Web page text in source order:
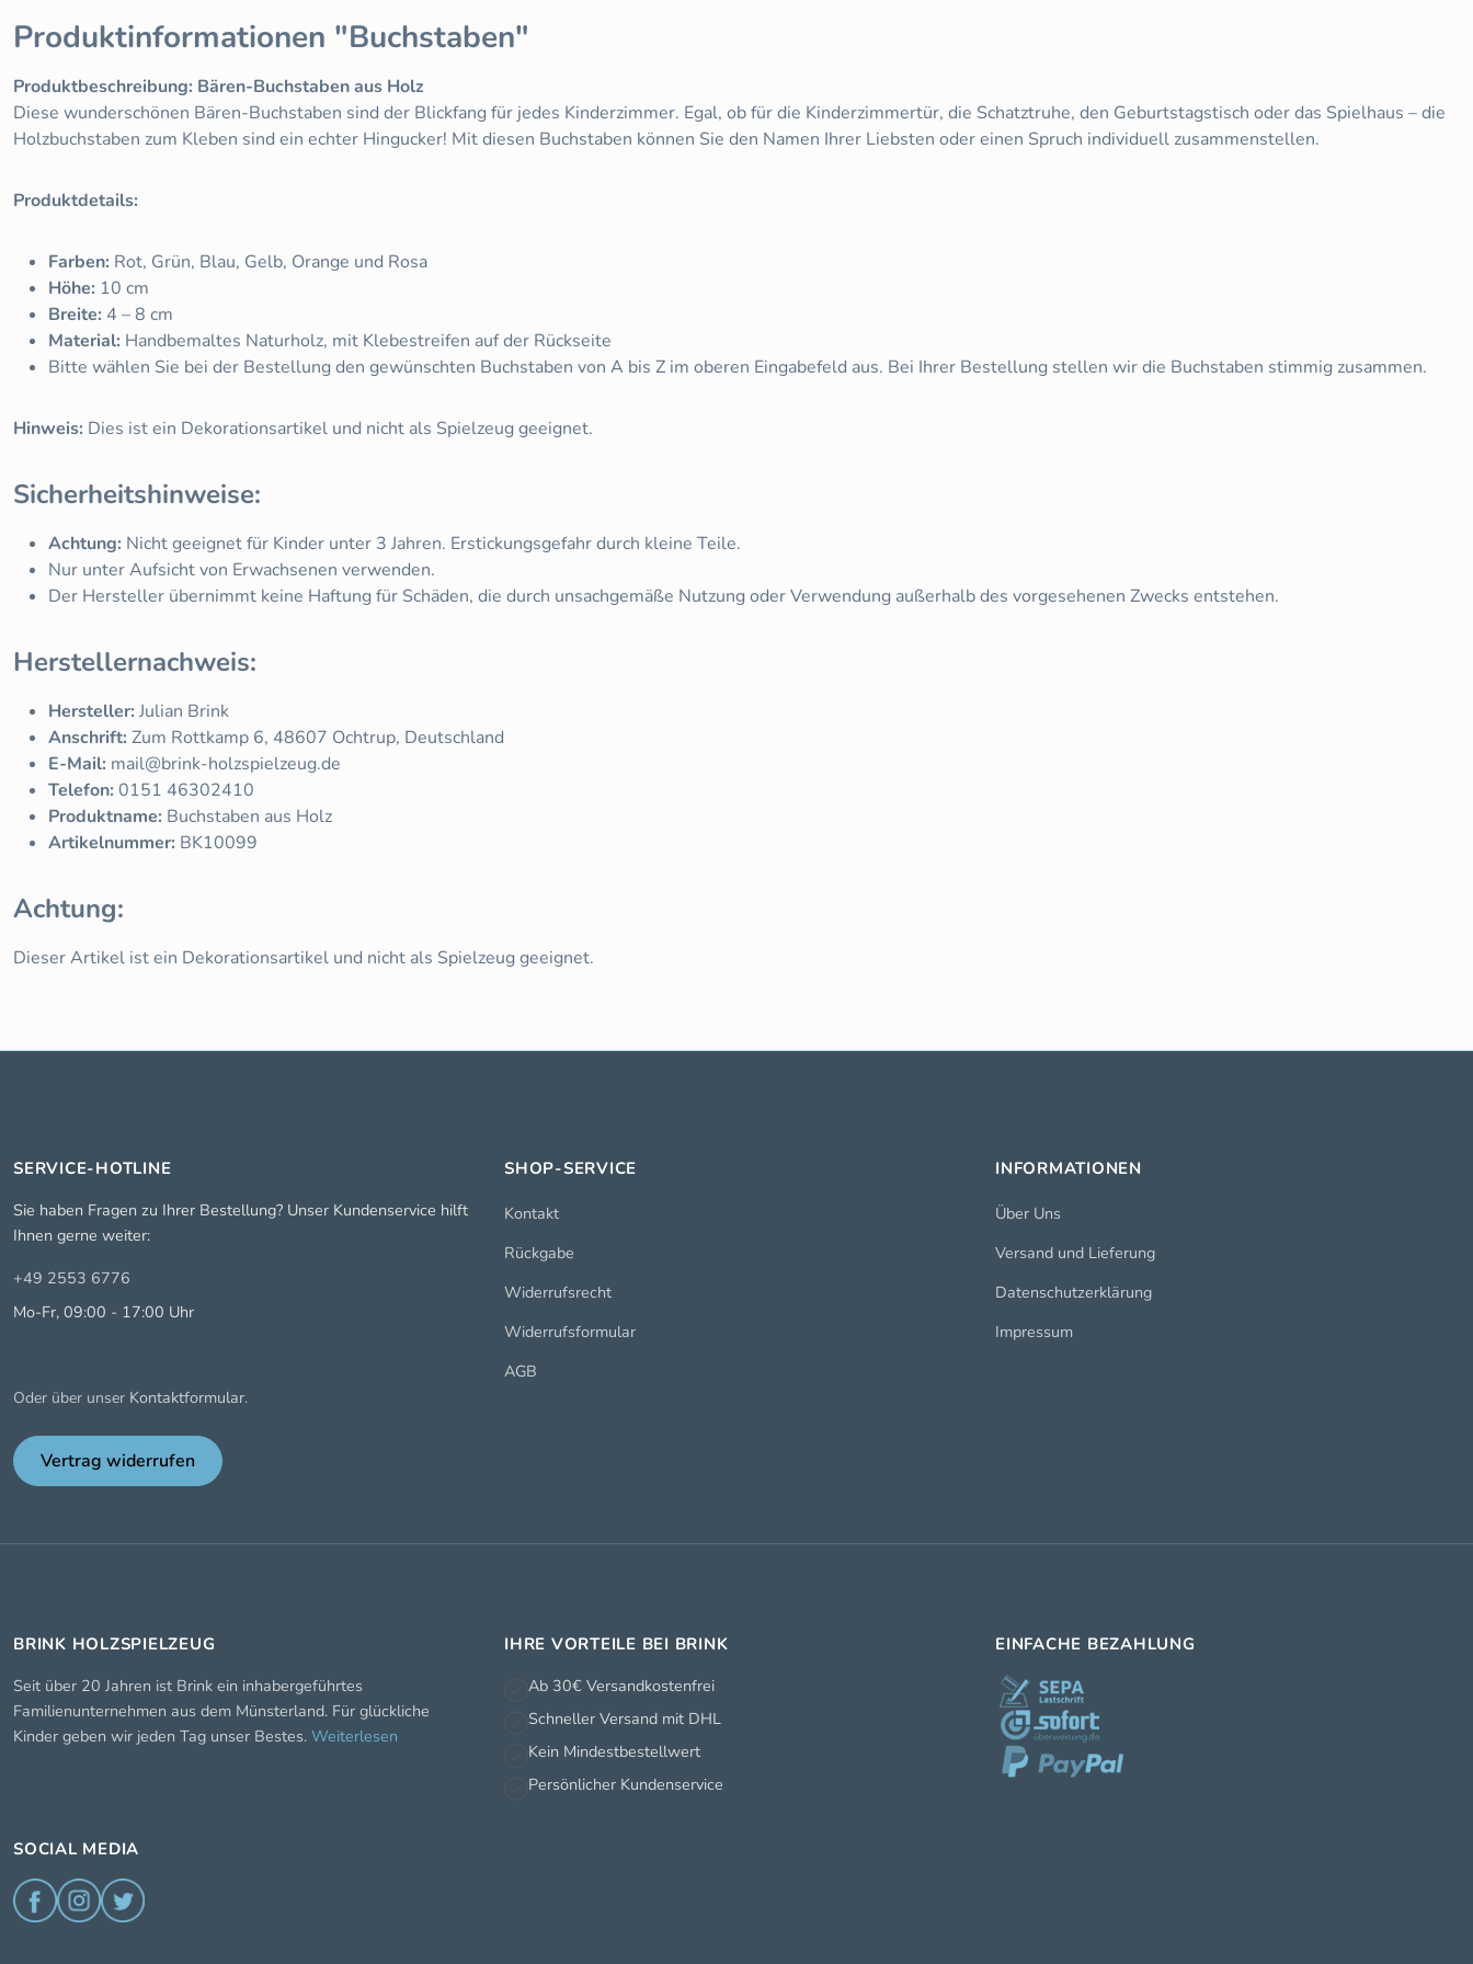
Produktinformationen "Buchstaben"
Produktbeschreibung: Bären-Buchstaben aus Holz
Diese wunderschönen Bären-Buchstaben sind der Blickfang für jedes Kinderzimmer. Egal, ob für die Kinderzimmertür, die Schatztruhe, den Geburtstagstisch oder das Spielhaus – die
Holzbuchstaben zum Kleben sind ein echter Hingucker! Mit diesen Buchstaben können Sie den Namen Ihrer Liebsten oder einen Spruch individuell zusammenstellen.
Produktdetails:
Farben: Rot, Grün, Blau, Gelb, Orange und Rosa
Höhe: 10 cm
Breite: 4 – 8 cm
Material: Handbemaltes Naturholz, mit Klebestreifen auf der Rückseite
Bitte wählen Sie bei der Bestellung den gewünschten Buchstaben von A bis Z im oberen Eingabefeld aus. Bei Ihrer Bestellung stellen wir die Buchstaben stimmig zusammen.
Hinweis: Dies ist ein Dekorationsartikel und nicht als Spielzeug geeignet.
Sicherheitshinweise:
Achtung: Nicht geeignet für Kinder unter 3 Jahren. Erstickungsgefahr durch kleine Teile.
Nur unter Aufsicht von Erwachsenen verwenden.
Der Hersteller übernimmt keine Haftung für Schäden, die durch unsachgemäße Nutzung oder Verwendung außerhalb des vorgesehenen Zwecks entstehen.
Herstellernachweis:
Hersteller: Julian Brink
Anschrift: Zum Rottkamp 6, 48607 Ochtrup, Deutschland
E-Mail: mail@brink-holzspielzeug.de
Telefon: 0151 46302410
Produktname: Buchstaben aus Holz
Artikelnummer: BK10099
Achtung:
Dieser Artikel ist ein Dekorationsartikel und nicht als Spielzeug geeignet.
SERVICE-HOTLINE
Sie haben Fragen zu Ihrer Bestellung? Unser Kundenservice hilft
Ihnen gerne weiter:
+49 2553 6776
Mo-Fr, 09:00 - 17:00 Uhr
Oder über unser Kontaktformular.
Vertrag widerrufen
SHOP-SERVICE
Kontakt
Rückgabe
Widerrufsrecht
Widerrufsformular
AGB
INFORMATIONEN
Über Uns
Versand und Lieferung
Datenschutzerklärung
Impressum
BRINK HOLZSPIELZEUG
Seit über 20 Jahren ist Brink ein inhabergeführtes
Familienunternehmen aus dem Münsterland. Für glückliche
Kinder geben wir jeden Tag unser Bestes. Weiterlesen
SOCIAL MEDIA
IHRE VORTEILE BEI BRINK
Ab 30€ Versandkostenfrei
Schneller Versand mit DHL
Kein Mindestbestellwert
Persönlicher Kundenservice
EINFACHE BEZAHLUNG